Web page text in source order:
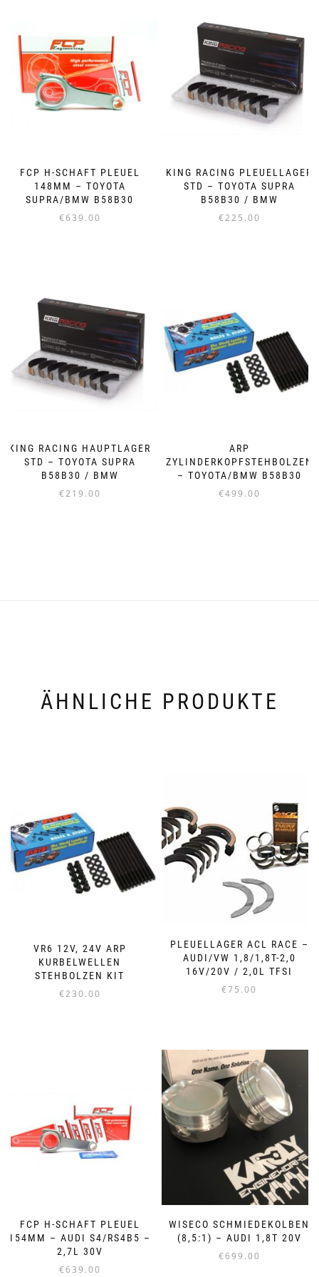
FCP H-SCHAFT PLEUEL
148MM – TOYOTA
SUPRA/BMW B58B30
€639.00
KING RACING PLEUELLAGER
STD – TOYOTA SUPRA
B58B30 / BMW
€225.00
KING RACING HAUPTLAGER
STD – TOYOTA SUPRA
B58B30 / BMW
€219.00
ARP
ZYLINDERKOPFSTEHBOLZEN
– TOYOTA/BMW B58B30
€499.00
ÄHNLICHE PRODUKTE
VR6 12V, 24V ARP
KURBELWELLEN
STEHBOLZEN KIT
€230.00
PLEUELLAGER ACL RACE –
AUDI/VW 1,8/1,8T-2,0
16V/20V / 2,0L TFSI
€75.00
mehrere
Varianten
auf.
Die
Optionen
können
der
Produktseite
gewählt
werden
FCP H-SCHAFT PLEUEL
154MM – AUDI S4/RS4B5 –
2,7L 30V
€639.00
WISECO SCHMIEDEKOLBEN
(8,5:1) – AUDI 1,8T 20V
€699.00